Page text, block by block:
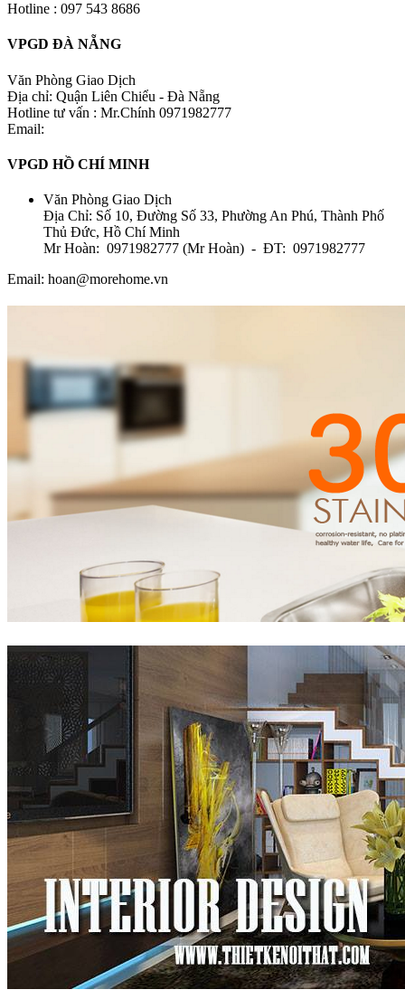
Hotline : 097 543 8686
VPGD ĐÀ NẴNG
Văn Phòng Giao Dịch
Địa chỉ: Quận Liên Chiểu - Đà Nẵng
Hotline tư vấn : Mr.Chính 0971982777
Email:
VPGD HỒ CHÍ MINH
Văn Phòng Giao Dịch
Địa Chỉ: Số 10, Đường Số 33, Phường An Phú, Thành Phố
Thủ Đức, Hồ Chí Minh
Mr Hoàn: 0971982777 (Mr Hoàn) - ĐT: 0971982777
Email: hoan@morehome.vn